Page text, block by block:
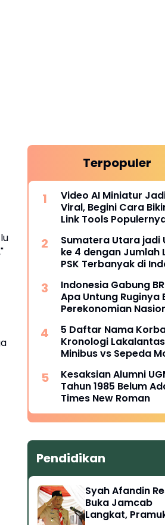
Terpopuler
Video AI Miniatur
Viral, Begini Cara
Link Tools
Sumatera Utara jadi
ke 4 dengan Jumlah
PSK Terbanyak di
Indonesia Gabung
Apa Untung Ruginya
Perekonomian
5 Daftar Nama
Kronologi Lakalantas
Minibus vs Sepeda
Kesaksian Alumni
Tahun 1985 Belum
Times New Roman
Pendidikan
Syah Afandin
Buka Jamcab
Langkat,